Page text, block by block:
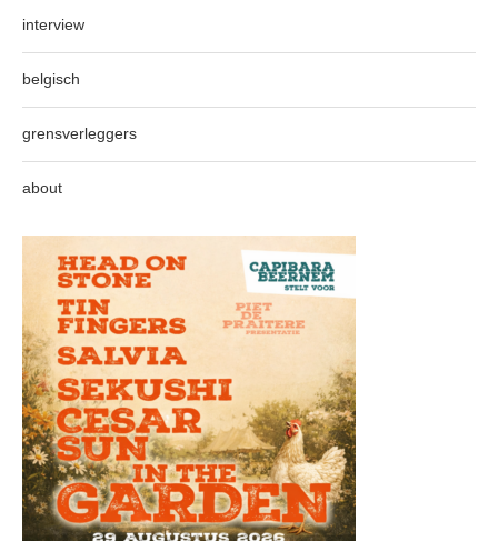
interview
belgisch
grensverleggers
about